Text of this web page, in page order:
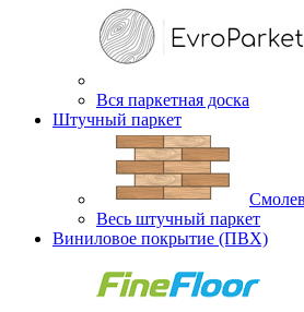
Вся паркетная доска
Штучный паркет
Весь штучный паркет
Виниловое покрытие (ПВХ)